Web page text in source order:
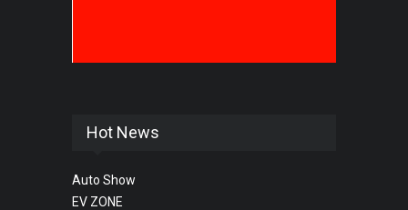
Hot News
Auto Show
EV ZONE